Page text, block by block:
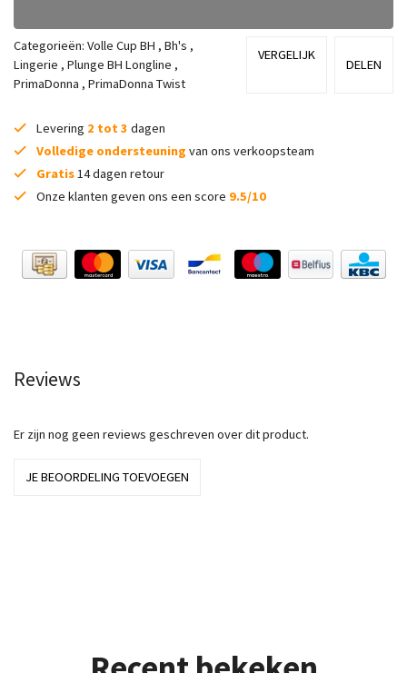
Categorieën: Volle Cup BH , Bh's ,
Lingerie , Plunge BH Longline ,
PrimaDonna , PrimaDonna Twist
VERGELIJK
DELEN
Levering 2 tot 3 dagen
Volledige ondersteuning van ons verkoopsteam
Gratis14 dagen retour
Onze klanten geven ons een score 9.5/10
Reviews
Er zijn nog geen reviews geschreven over dit product.
JE BEOORDELING TOEVOEGEN